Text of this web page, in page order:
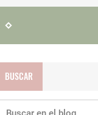
BUSCAR